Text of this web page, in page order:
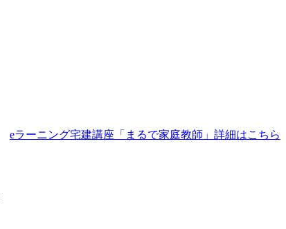
eラーニング宅建講座「まるで家庭教師」詳細はこちら